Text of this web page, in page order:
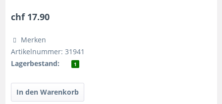
chf 17.90
Merken
Artikelnummer: 31941
Lagerbestand:
1